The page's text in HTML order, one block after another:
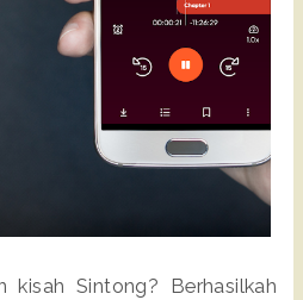
kisah Sintong? Berhasilkah